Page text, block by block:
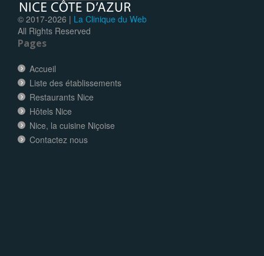
© 2017-2026 | La Clinique du Web
All Rights Reserved
Pages
Accueil
Liste des établissements
Restaurants Nice
Hôtels Nice
Nice, la cuisine Niçoise
Contactez nous